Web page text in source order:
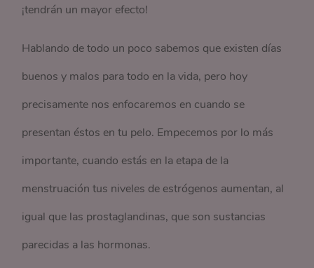
¡tendrán un mayor efecto!
Hablando de todo un poco sabemos que existen días
buenos y malos para todo en la vida, pero hoy
precisamente nos enfocaremos en cuando se
presentan éstos en tu pelo. Empecemos por lo más
importante, cuando estás en la etapa de la
menstruación tus niveles de estrógenos aumentan, al
igual que las prostaglandinas, que son sustancias
parecidas a las hormonas.